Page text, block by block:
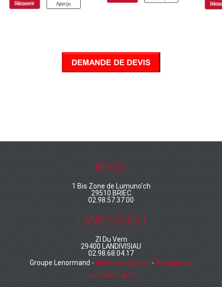
BRIEC
1 Bis Zone de Lumuno'ch
29510 BRIEC
02.98.57.37.00
LANDIVISIAU
ZI Du Vern
29400 LANDIVISIAU
02.98.68.04.17
Groupe Lenormand - Mentions légales - Politique de
confidentialité